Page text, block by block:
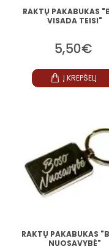
RAKTŲ PAKABUKAS
VISADA TEISI"
5,50€
Į KREPŠELĮ
RAKTŲ PAKABUKAS
NUOSAVYBĖ"